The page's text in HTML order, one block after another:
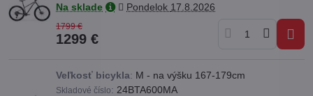
Na sklade
Pondelok 17.8.2026
1799 €
1299 €
Veľkosť bicykla: M - na výšku 167-179cm
Skladové číslo: 24BTA600MA